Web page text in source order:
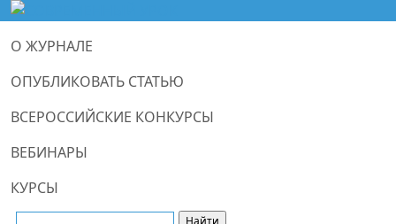
О ЖУРНАЛЕ
ОПУБЛИКОВАТЬ СТАТЬЮ
ВСЕРОССИЙСКИЕ КОНКУРСЫ
ВЕБИНАРЫ
КУРСЫ